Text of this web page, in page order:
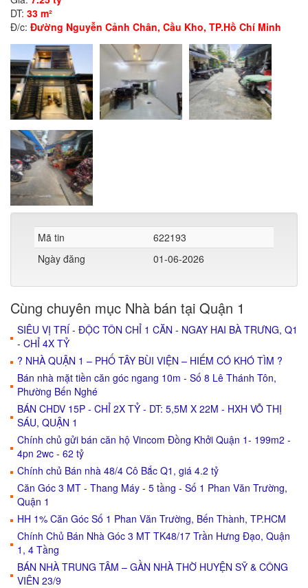
DT: 33 m²
Đ/c: Đường Nguyễn Cảnh Chân, Cầu Kho, TP.Hồ Chí Minh
Mã tin
622193
Ngày đăng
01-06-2026
Cùng chuyên mục Nhà bán tại Quận 1
SIÊU VỊ TRÍ - ĐỘC TÔN CHỈ 1 CĂN - NGAY HAI BÀ TRƯNG, Q1
- CHỈ 4X TỶ
? NHÀ QUẬN 1 – PHỐ TÂY BÙI VIỆN – HIẾM CÓ KHÓ TÌM ?
Bán nhà mặt tiền căn góc ngang 10m - Số 8 Lê Thánh Tôn,
Phường Bến Nghé
BÁN CHDV 15P - CHỈ 2X TỶ - DT: 5,5M X 22M - HXH VÕ THỊ
SÁU, QUẬN 1
Chính chủ gửi bán căn hộ Vincom Đồng Khởi Quận 1- 199m2 -
4pn 2wc - 62 tỷ
Chính chủ Bán nhà 48/4 Cô Bắc Q1, giá 4.2 tỷ
Căn Góc 3 MT - Thang Máy - 5 tầng - Số 1 Phan Văn Trường,
Quận 1
HH 1% Căn Góc Số 1 Phan Văn Trường, Bến Thành, TP.HCM
Chính Chủ Bán Nhà Góc 3 MT TK48/17 Trần Hưng Đạo, Quận
1, 4 Tầng
BÁN NHÀ TRUNG TÂM – GẦN NHÀ THỜ HUYỆN SỸ & CÔNG
VIÊN 23/9